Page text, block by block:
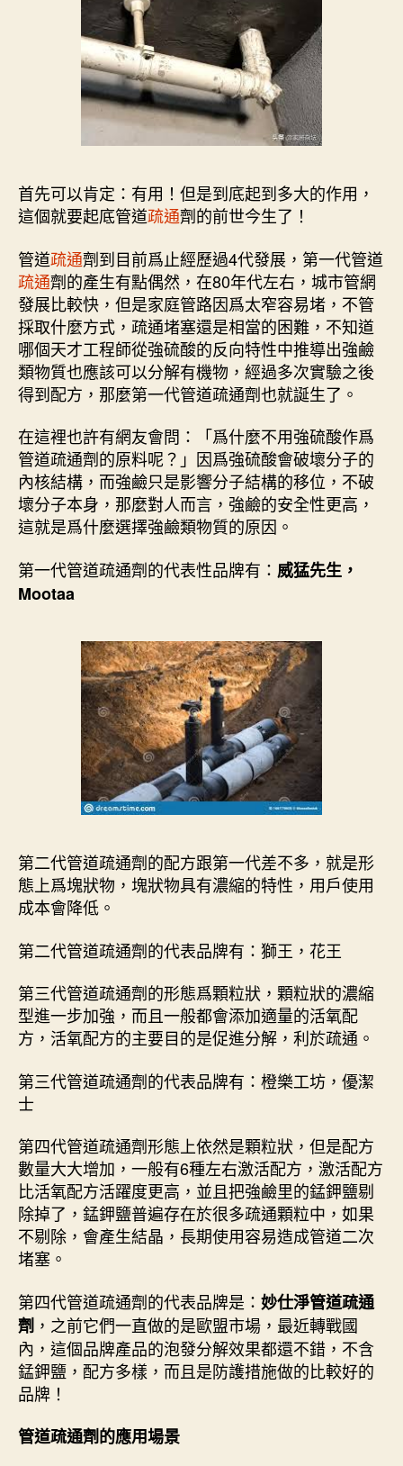
首先可以肯定：有用！但是到底起到多大的作用，
這個就要起底管道疏通劑的前世今生了！
管道疏通劑到目前爲止經歷過4代發展，第一代管道
疏通劑的產生有點偶然，在80年代左右，城市管網
發展比較快，但是家庭管路因爲太窄容易堵，不管
採取什麼方式，疏通堵塞還是相當的困難，不知道
哪個天才工程師從強硫酸的反向特性中推導出強鹼
類物質也應該可以分解有機物，經過多次實驗之後
得到配方，那麼第一代管道疏通劑也就誕生了。
在這裡也許有網友會問：「爲什麼不用強硫酸作爲
管道疏通劑的原料呢？」因爲強硫酸會破壞分子的
內核結構，而強鹼只是影響分子結構的移位，不破
壞分子本身，那麼對人而言，強鹼的安全性更高，
這就是爲什麼選擇強鹼類物質的原因。
第一代管道疏通劑的代表性品牌有： 威猛先生，
Mootaa
第二代管道疏通劑的配方跟第一代差不多，就是形
態上爲塊狀物，塊狀物具有濃縮的特性，用戶使用
成本會降低。
第二代管道疏通劑的代表品牌有：獅王，花王
第三代管道疏通劑的形態爲顆粒狀，顆粒狀的濃縮
型進一步加強，而且一般都會添加適量的活氧配
方，活氧配方的主要目的是促進分解，利於疏通。
第三代管道疏通劑的代表品牌有：橙樂工坊，優潔
士
第四代管道疏通劑形態上依然是顆粒狀，但是配方
數量大大增加，一般有6種左右激活配方，激活配方
比活氧配方活躍度更高，並且把強鹼里的錳鉀鹽剔
除掉了，錳鉀鹽普遍存在於很多疏通顆粒中，如果
不剔除，會產生結晶，長期使用容易造成管道二次
堵塞。
第四代管道疏通劑的代表品牌是： 妙仕淨管道疏通
劑 ，之前它們一直做的是歐盟市場，最近轉戰國
內，這個品牌產品的泡發分解效果都還不錯，不含
錳鉀鹽，配方多樣，而且是防護措施做的比較好的
品牌！
管道疏通劑的應用場景